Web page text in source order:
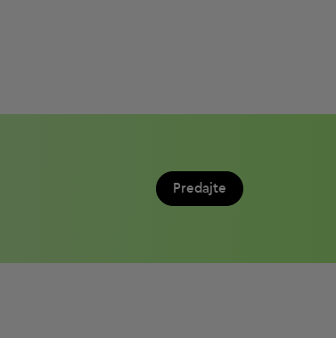
Predajte